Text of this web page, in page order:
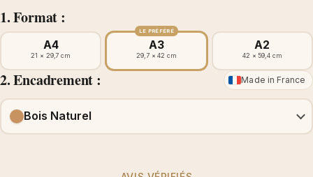
1. Format :
A4
21 × 29,7 cm
LE PRÉFÉRÉ
A3
29,7 × 42 cm
A2
42 × 59,4 cm
2. Encadrement : Made in France
Bois Naturel